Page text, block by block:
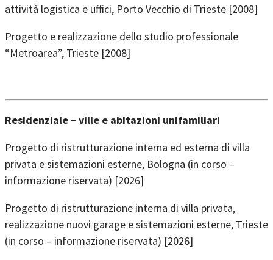
attività logistica e uffici, Porto Vecchio di Trieste [2008]
Progetto e realizzazione dello studio professionale
“Metroarea”, Trieste [2008]
Residenziale – ville e abitazioni unifamiliari
Progetto di ristrutturazione interna ed esterna di villa
privata e sistemazioni esterne, Bologna (in corso –
informazione riservata) [2026]
Progetto di ristrutturazione interna di villa privata,
realizzazione nuovi garage e sistemazioni esterne, Trieste
(in corso – informazione riservata) [2026]